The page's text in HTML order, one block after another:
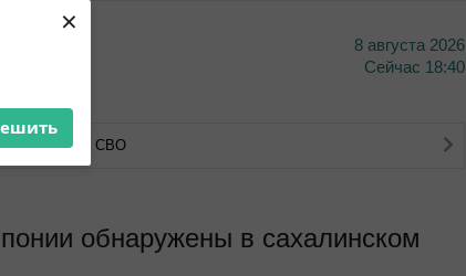
×
8 августа 2026
Сейчас 18:40
ветеранов СВО
обнаружены в сахалинском